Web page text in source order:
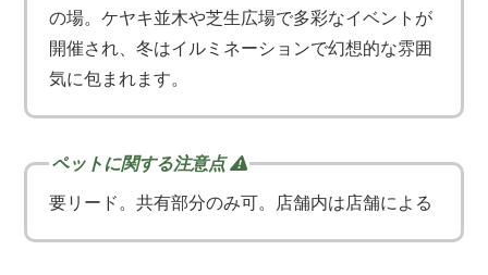
の場。ケヤキ並木や芝生広場で多彩なイベントが
開催され、冬はイルミネーションで幻想的な雰囲
気に包まれます。
要リード。共有部分のみ可。店舗内は店舗による